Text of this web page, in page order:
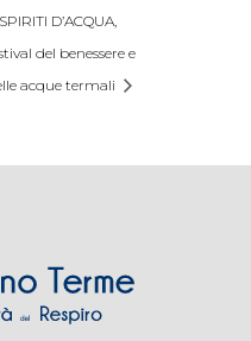
SPIRITI D’ACQUA,
del benessere e
acque termali